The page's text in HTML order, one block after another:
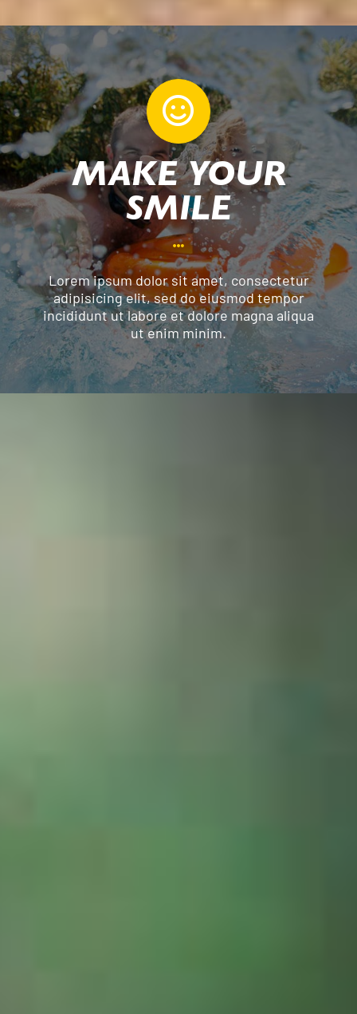
MAKE YOUR
SMILE
Lorem ipsum dolor sit amet, consectetur
adipisicing elit, sed do eiusmod tempor
incididunt ut labore et dolore magna aliqua
ut enim minim.